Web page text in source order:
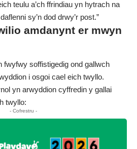
teulu a’ch ffrindiau yn hytrach na
sy’n dod drwy’r post.”
amdanynt er mwyn
fwyfwy soffistigedig ond gallwch
i osgoi cael eich twyllo.
yn arwyddion cyffredin y gallai
twyllo:
- Cofrestru -